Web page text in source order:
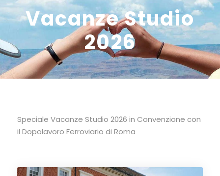
Vacanze Studio
2026
Speciale Vacanze Studio 2026 in Convenzione con
il Dopolavoro Ferroviario di Roma